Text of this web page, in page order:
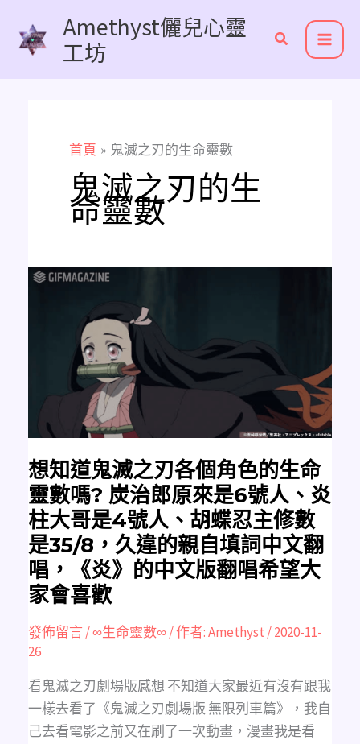
Amethyst儷兒心靈
工坊
首頁 鬼滅之刃的生命靈數
鬼滅之刃的生
命靈數
想知道鬼滅之刃各個角色的生命
靈數嗎? 炭治郎原來是6號人、炎
柱大哥是4號人、胡蝶忍主修數
是35/8，久違的親自填詞中文翻
唱，《炎》的中文版翻唱希望大
家會喜歡
發佈留言/∞生命靈數∞/ 作者:Amethyst/2020-11-
26
看鬼滅之刃劇場版感想 不知道大家最近有沒有跟我
一樣去看了《鬼滅之刃劇場版 無限列車篇》，我自
己去看電影之前又在刷了一次動畫，漫畫我是看
想
知
靈
數
炭
治
郎
原
來
是
6
號
人、
炎
柱
大
哥
是
號
人、
忍
主
修
數
是
35/8，